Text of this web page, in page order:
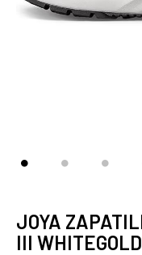
JOYA
III WHITEGOLD